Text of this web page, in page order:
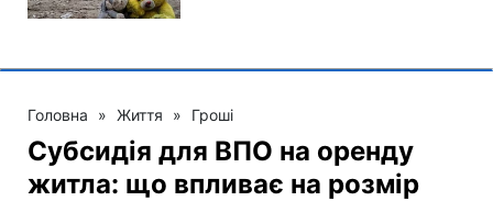
Головна » Життя » Гроші
Субсидія для ВПО на оренду
житла: що впливає на розмір